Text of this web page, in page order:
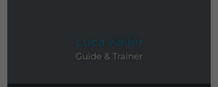
Luca Keller
Guide & Trainer